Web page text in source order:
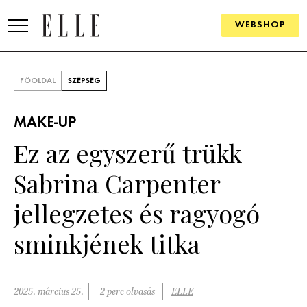
WEBSHOP
SZÉPSÉG
PSZICHÉ
PÁRKAPCSOLAT
FŐOLDAL SZÉPSÉG
MAKE-UP
Ez az egyszerű trükk
Sabrina Carpenter
jellegzetes és ragyogó
sminkjének titka
2025. március 25. 2 perc olvasás ELLE